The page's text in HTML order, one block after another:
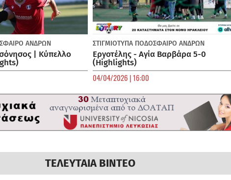
ΑΝΔΡΏΝ
| Κύπελλο
ΣΤΙΓΜΙΟΤΥΠΑ ΠΟΔΌΣΦΑΙΡΟ ΑΝΔΡΏΝ
Εργοτέλης - Αγία Βαρβάρα 5-0
(Highlights)
04/04/2026 | 16:00
ΤΕΛΕΥΤΑΙΑ ΒΙΝΤΕΟ